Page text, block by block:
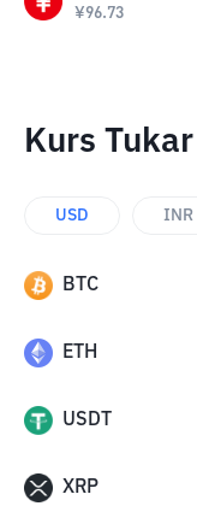
¥96.73
Kurs
USD INR
BTC
ETH
USDT
XRP